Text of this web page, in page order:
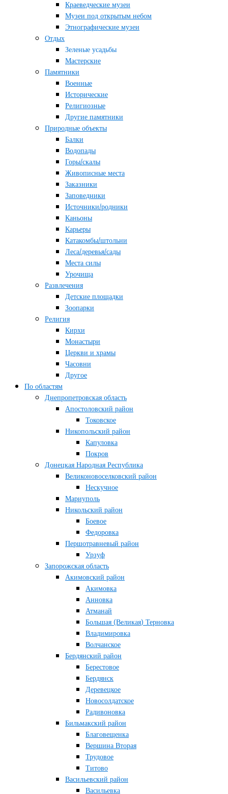
Краеведческие музеи
Музеи под открытым небом
Этнографические музеи
Отдых
Зеленые усадьбы
Мастерские
Памятники
Военные
Исторические
Религиозные
Другие памятники
Природные объекты
Балки
Водопады
Горы/скалы
Живописные места
Заказники
Заповедники
Источники/родники
Каньоны
Карьеры
Катакомбы/штольни
Леса/деревья/сады
Места силы
Урочища
Развлечения
Детские площадки
Зоопарки
Религия
Кирхи
Монастыри
Церкви и храмы
Часовни
Другое
По областям
Днепропетровская область
Апостоловский район
Токовское
Никопольский район
Капуловка
Покров
Донецкая Народная Республика
Великоновоселковский район
Нескучное
Мариуполь
Никольский район
Боевое
Федоровка
Першотравневый район
Урзуф
Запорожская область
Акимовский район
Акимовка
Анновка
Атманай
Большая (Великая) Терновка
Владимировка
Волчанское
Бердянский район
Берестовое
Бердянск
Деревецкое
Новосолдатское
Радивоновка
Бильмакский район
Благовещенка
Вершина Вторая
Трудовое
Титово
Васильевский район
Васильевка